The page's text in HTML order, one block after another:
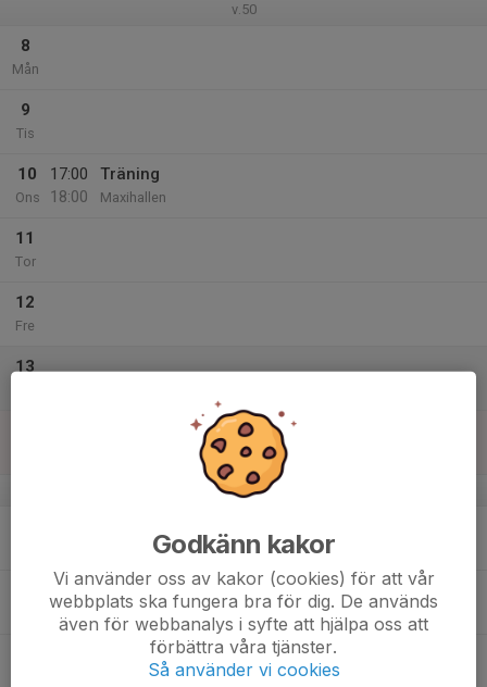
v.50
8
Mån
9
Tis
10
Ons
17:00
18:00
Träning
Maxihallen
11
Tor
12
Fre
13
v.51
Träning
Maxihallen
Godkänn kakor
Vi använder oss av kakor (cookies) för att vår
webbplats ska fungera bra för dig. De används
även för webbanalys i syfte att hjälpa oss att
förbättra våra tjänster.
Så använder vi cookies